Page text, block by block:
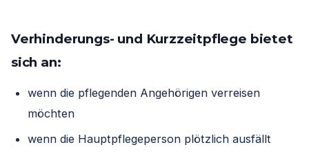
Verhinderungs- und Kurzzeitpflege bietet
sich an:
wenn die pflegenden Ange­hörigen verreisen
möchten
wenn die Hauptpflegeperson plötzlich ausfällt